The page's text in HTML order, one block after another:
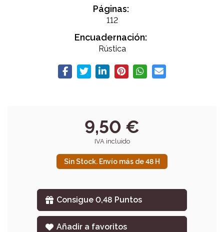
Páginas:
112
Encuadernación:
Rústica
9,50 €
IVA incluido
Sin Stock. Envío más de 48 H
Consigue 0,48 Puntos
Añadir a favoritos